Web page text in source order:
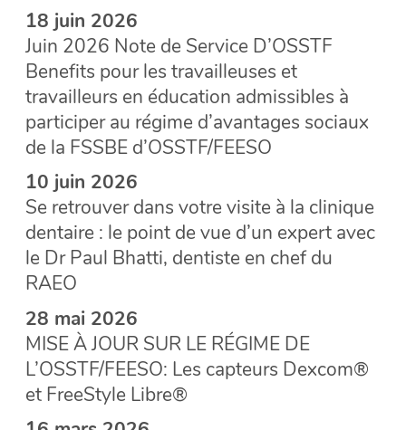
18 juin 2026
Juin 2026 Note de Service D’OSSTF
Benefits pour les travailleuses et
travailleurs en éducation admissibles à
participer au régime d’avantages sociaux
de la FSSBE d’OSSTF/FEESO
10 juin 2026
Se retrouver dans votre visite à la clinique
dentaire : le point de vue d’un expert avec
le Dr Paul Bhatti, dentiste en chef du
RAEO
28 mai 2026
MISE À JOUR SUR LE RÉGIME DE
L’OSSTF/FEESO: Les capteurs Dexcom®
et FreeStyle Libre®